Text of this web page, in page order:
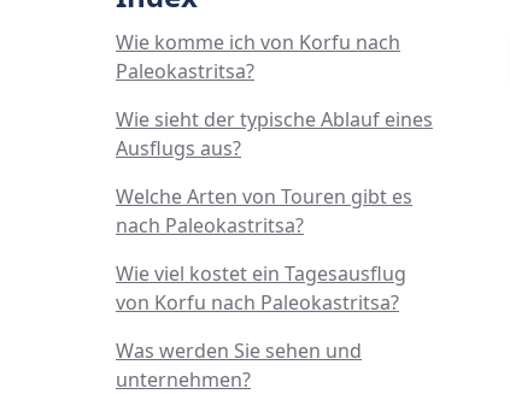
Wie komme ich von Korfu nach
Paleokastritsa?
Wie sieht der typische Ablauf eines
Ausflugs aus?
Welche Arten von Touren gibt es
nach Paleokastritsa?
Wie viel kostet ein Tagesausflug
von Korfu nach Paleokastritsa?
Was werden Sie sehen und
unternehmen?